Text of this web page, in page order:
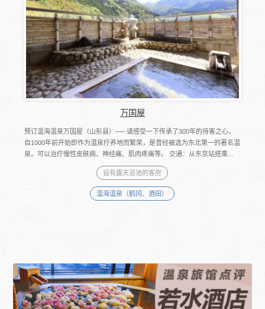
万国屋
预订温海温泉万国屋（山形县）── 请感受一下传承了300年的待客之心。
自1000年前开始即作为温泉疗养地而繁荣，是曾经被选为东北第一的著名温
泉。可以治疗慢性皮肤病、神经痛、肌肉疼痛等。 交通：从东京站搭乘...
设有露天浴池的客房
温海温泉（鹤冈、酒田）